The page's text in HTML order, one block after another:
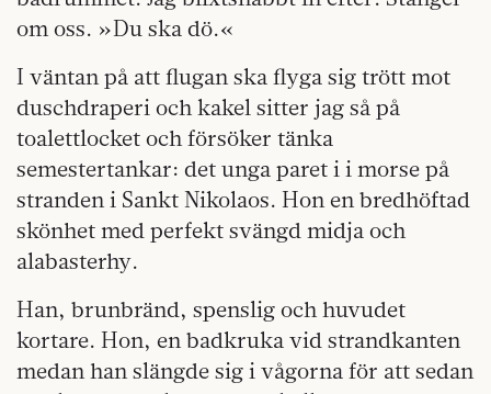
om oss. »Du ska dö.«
I väntan på att flugan ska flyga sig trött mot
duschdraperi och kakel sitter jag så på
toalettlocket och försöker tänka
semestertankar: det unga paret i i morse på
stranden i Sankt Nikolaos. Hon en bredhöftad
skönhet med perfekt svängd midja och
alabasterhy.
Han, brunbränd, spenslig och huvudet
kortare. Hon, en badkruka vid strandkanten
medan han slängde sig i vågorna för att sedan